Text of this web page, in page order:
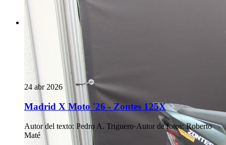
24 abr 2026
Madrid X Moto '26 - Zontes 125X
Autor del texto: Pedro A. Triguero·Autor de fotos: Roberto
Maté